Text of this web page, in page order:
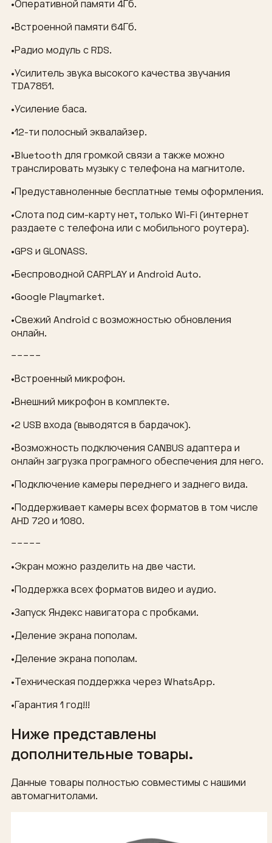
•Оперативной памяти 4Гб.
•Встроенной памяти 64Гб.
•Радио модуль с RDS.
•Усилитель звука высокого качества звучания
TDA7851.
•Усиление баса.
•12-ти полосный эквалайзер.
•Bluetooth для громкой связи а также можно
транслировать музыку с телефона на магнитоле.
•Предуставноленные бесплатные темы оформления.
•Слота под сим-карту нет, только Wi-Fi (интернет
раздаете с телефона или с мобильного роутера).
•GPS и GLONASS.
•Беспроводной CARPLAY и Android Auto.
•Google Playmarket.
•Свежий Android с возможностью обновления
онлайн.
−−−−−
•Встроенный микрофон.
•Внешний микрофон в комплекте.
•2 USB входа (выводятся в бардачок).
•Возможность подключения CANBUS адаптера и
онлайн загрузка програмного обеспечения для него.
•Подключение камеры переднего и заднего вида.
•Поддерживает камеры всех форматов в том числе
AHD 720 и 1080.
−−−−−
•Экран можно разделить на две части.
•Поддержка всех форматов видео и аудио.
•Запуск Яндекс навигатора с пробками.
•Деление экрана пополам.
•Деление экрана пополам.
•Техническая поддержка через WhatsApp.
•Гарантия 1 год!!!
Ниже представлены
дополнительные товары.
Данные товары полностью совместимы с нашими
автомагнитолами.